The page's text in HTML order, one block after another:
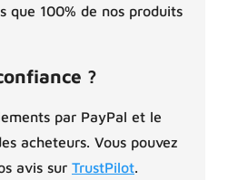
que 100% de nos produits
?
par PayPal et le
acheteurs. Vous pouvez
avis sur TrustPilot.